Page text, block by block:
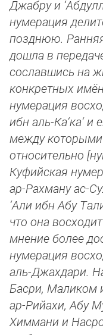
Джабру и
нумерация
позднюю.
дошла в
сославшись на
конкретных
нумерация
ибн аль-Ка‘ка‘
между
относительно
Куфийская
ар-Рахману ас-
‘Али ибн Абу
что она
мнение более
нумерация
аль-Джахдари.
Басри, Маликом
ар-Рийахи, Абу
Химмани и